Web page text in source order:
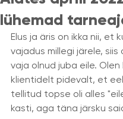
lühemad
Elus ja äris on ikka nii, et
vajadus millegi järele, siis
vaja olnud juba eile. Olen
klientidelt pidevalt, et
tellitud topse oli alles
kasti, aga täna järsku